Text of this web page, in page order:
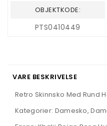
OBJEKTKODE:
PTS0410449
VARE BESKRIVELSE
Retro Skinnsko Med Rund
Kategorier: Damesko,